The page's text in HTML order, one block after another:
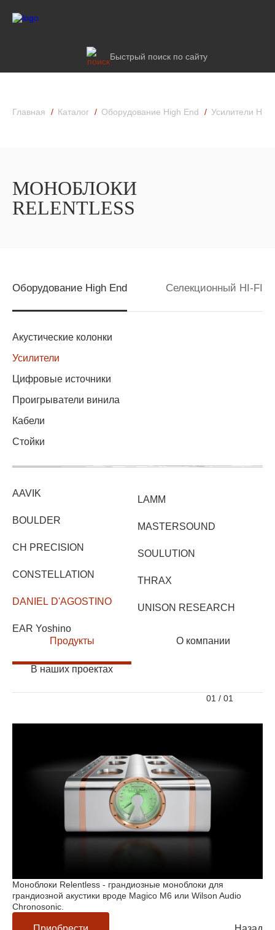
Быстрый поиск по сайту
Главная Каталог Оборудование High End Усилители
МОНОБЛОКИ
RELENTLESS
Оборудование High End Селекционный HI-FI
Акустические колонки
Усилители
Цифровые источники
Проигрыватели винила
Кабели
Стойки
AAVIK
BOULDER
CH PRECISION
CONSTELLATION
DANIEL D'AGOSTINO
EAR Yoshino
LAMM
MASTERSOUND
SOULUTION
THRAX
UNISON RESEARCH
Продукты О компании
В наших проектах
01 / 01
Моноблоки Relentless - грандиозные моноблоки для
грандиозной акустики вроде Magico M6 или Wilson Audio
Chronosonic.